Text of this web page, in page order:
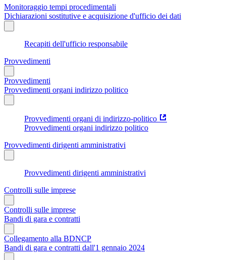
Monitoraggio tempi procedimentali
Dichiarazioni sostitutive e acquisizione d'ufficio dei dati
Recapiti dell'ufficio responsabile
Provvedimenti
Provvedimenti
Provvedimenti organi indirizzo politico
Provvedimenti organi di indirizzo-politico
Provvedimenti organi indirizzo politico
Provvedimenti dirigenti amministrativi
Provvedimenti dirigenti amministrativi
Controlli sulle imprese
Controlli sulle imprese
Bandi di gara e contratti
Collegamento alla BDNCP
Bandi di gara e contratti dall'1 gennaio 2024